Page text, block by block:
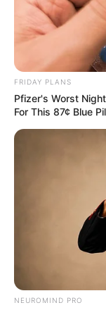
Fürsten von
mehreren
erst verlassen.
In
FRIDAY PLANS
Pfizer's Worst
For This 87¢ Blue
NEUROMIND PRO